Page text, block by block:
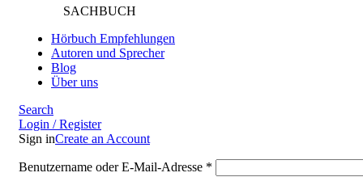
SACHBUCH
Hörbuch Empfehlungen
Autoren und Sprecher
Blog
Über uns
Search
Login / Register
Sign inCreate an Account
Benutzername oder E-Mail-Adresse *